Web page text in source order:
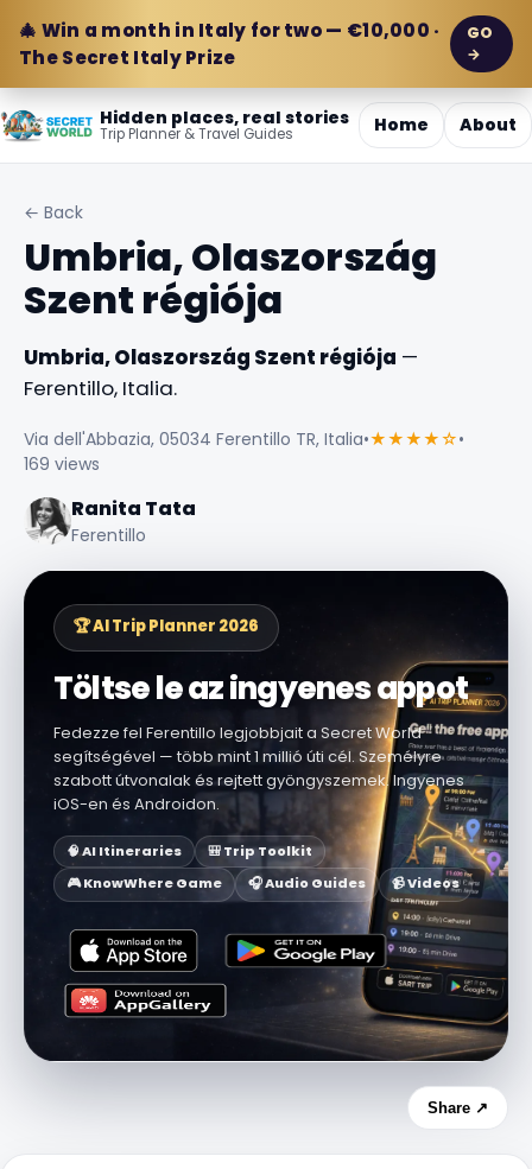
🎄 Win a month in Italy for two — €10,000 ·
The Secret Italy Prize
GO
→
Hidden places, real stories
Trip Planner & Travel Guides Home About
← Back
Umbria, Olaszország
Szent régiója
Umbria, Olaszország Szent régiója —
Ferentillo, Italia.
Via dell'Abbazia, 05034 Ferentillo TR, Italia•★★★★☆•
169 views
Ranita Tata
Ferentillo
🏆 AI Trip Planner 2026
Töltse le az ingyenes appot
Fedezze fel Ferentillo legjobbjait a Secret World
segítségével — több mint 1 millió úti cél. Személyre
szabott útvonalak és rejtett gyöngyszemek. Ingyenes
iOS-en és Androidon.
🧠 AI Itineraries
🎒 Trip Toolkit
🎮 KnowWhere Game
🎧 Audio Guides 📹 Videos
Share ↗